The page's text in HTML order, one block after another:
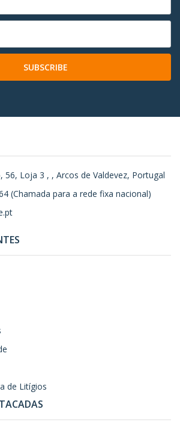
SUBSCRIBE
56, Loja 3 , , Arcos de Valdevez, Portugal
(Chamada para a rede fixa nacional)
de Litígios